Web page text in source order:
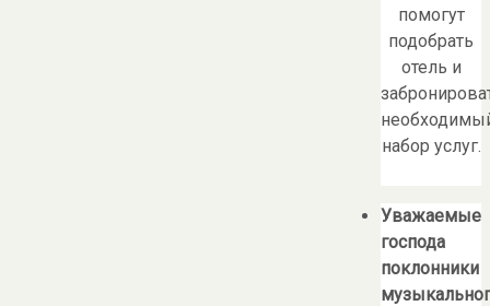
помогут
подобрать
отель и
набор услуг.
Уважаемые
господа
поклонники